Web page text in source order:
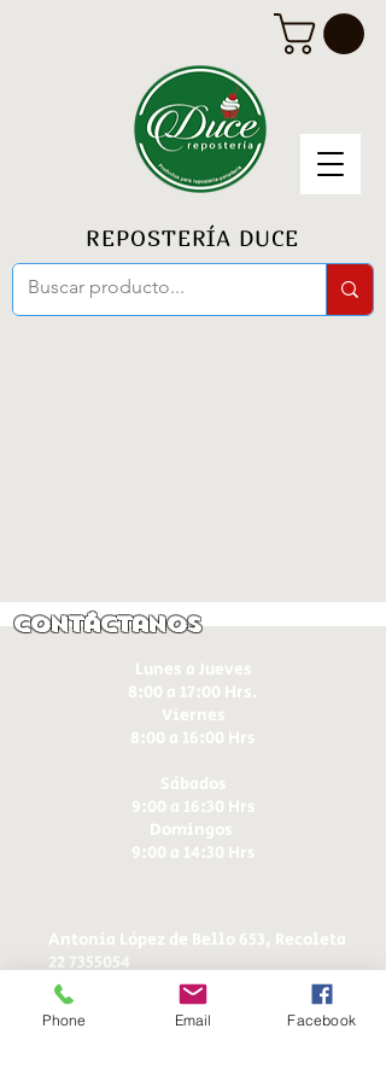
REPOSTERÍA DUCE
Contáctanos
Lunes a Jueves
8:00 a 17:00 Hrs.
Viernes
8:00 a 16:00 Hrs​
Sábados
9:00 a 16:30 Hrs
Domingos
9:00 a 14:30 Hrs
Antonia López de Bello 653, Recoleta
22 7355054
22 7375725
+56 9 75224598
ducereposteria@gmail.com
Phone Email Facebook